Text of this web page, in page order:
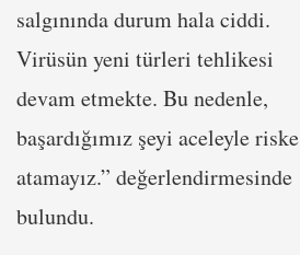
salgınında durum hala ciddi.
Virüsün yeni türleri tehlikesi
devam etmekte. Bu nedenle,
başardığımız şeyi aceleyle riske
atamayız.” değerlendirmesinde
bulundu.